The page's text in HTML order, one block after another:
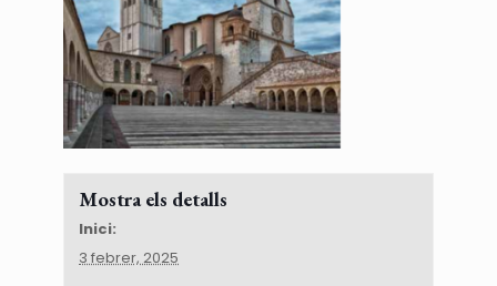
Mostra els detalls
Inici:
3 febrer, 2025